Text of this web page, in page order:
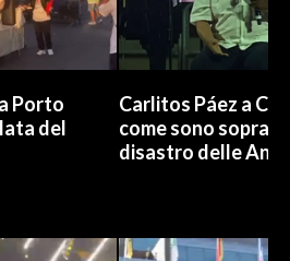
Porto
del
Carlitos Páez a
come sono
disastro delle